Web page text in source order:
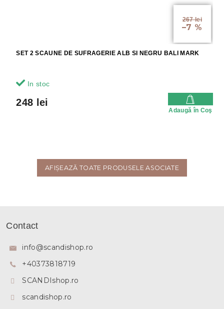
267 lei
–7 %
SET 2 SCAUNE DE SUFRAGERIE ALB SI NEGRU BALI MARK
In stoc
248 lei
Adaugă în Coş
AFIŞEAZĂ TOATE PRODUSELE ASOCIATE
Contact
info@scandishop.ro
+40373818719
SCANDIshop.ro
scandishop.ro